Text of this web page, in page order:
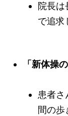
院長は
で追求
「新体操
患者さ
間の歩